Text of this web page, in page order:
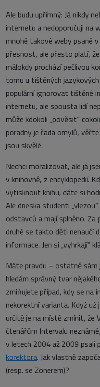
Ale budu upřímný: Já nikdy
internetu a nedoporučuji na
mnohé takové weby psané
přesnost, ale přesto platí,
málokdy prochází pečlivou
tomu u tištěných
populární ignorovat tištěné
internetu, ale spousta lidí
může kdokoli „pověsit“
poradny je řada omylů,
jsou skvělé.
Nechci moralizovat, ale já
v knihovně, z encyklopedií.
vytisknout knihu, dáte si
Ale dneska studenti
odstavců a mají splněno.
druhé se takto děti nenaučí
informace. Jen si „vyhrkají“
Máte pravdu – ostatně sám
hledám správný tvar
zmiňujete případ, kdy se na
nekorektní varianta. Když
určitě je na místě zmínit, že
čtenářům Intervalu
v letech 2004 až 2009 psali
korektora. Jak vlastně
(resp. se Zonerem)?